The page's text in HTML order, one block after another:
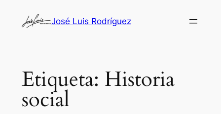
José Luis Rodríguez
Etiqueta: Historia
social